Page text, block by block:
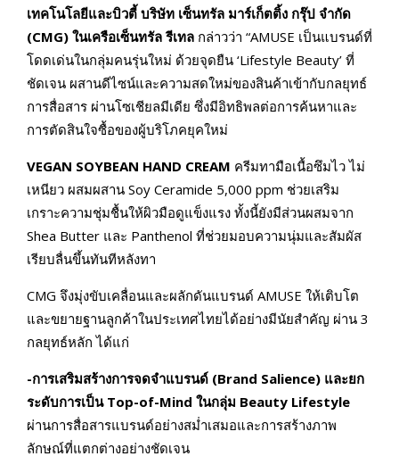
เทคโนโลยีและบิวตี้ บริษัท เซ็นทรัล มาร์เก็ตติ้ง กรุ๊ป จำกัด
(CMG) ในเครือเซ็นทรัล รีเทล กล่าวว่า “AMUSE เป็นแบรนด์ที่
โดดเด่นในกลุ่มคนรุ่นใหม่ ด้วยจุดยืน ‘Lifestyle Beauty’ ที่
ชัดเจน ผสานดีไซน์และความสดใหม่ของสินค้าเข้ากับกลยุทธ์
การสื่อสาร ผ่านโซเชียลมีเดีย ซึ่งมีอิทธิพลต่อการค้นหาและ
การตัดสินใจซื้อของผู้บริโภคยุคใหม่
VEGAN SOYBEAN HAND CREAM ครีมทามือเนื้อซึมไว ไม่
เหนียว ผสมผสาน Soy Ceramide 5,000 ppm ช่วยเสริม
เกราะความชุ่มชื้นให้ผิวมือดูแข็งแรง ทั้งนี้ยังมีส่วนผสมจาก
Shea Butter และ Panthenol ที่ช่วยมอบความนุ่มและสัมผัส
เรียบลื่นขึ้นทันทีหลังทา
CMG จึงมุ่งขับเคลื่อนและผลักดันแบรนด์ AMUSE ให้เติบโต
และขยายฐานลูกค้าในประเทศไทยได้อย่างมีนัยสำคัญ ผ่าน 3
กลยุทธ์หลัก ได้แก่
-การเสริมสร้างการจดจำแบรนด์ (Brand Salience) และยก
ระดับการเป็น Top-of-Mind ในกลุ่ม Beauty Lifestyle
ผ่านการสื่อสารแบรนด์อย่างสม่ำเสมอและการสร้างภาพ
ลักษณ์ที่แตกต่างอย่างชัดเจน